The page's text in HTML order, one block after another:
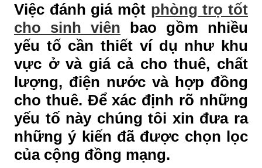
Việc đánh giá một phòng trọ tốt
cho sinh viên bao gồm nhiều
yếu tố cần thiết ví dụ như khu
vực ở và giá cả cho thuê, chất
lượng, điện nước và hợp đồng
cho thuê. Để xác định rõ những
yếu tố này chúng tôi xin đưa ra
những ý kiến đã được chọn lọc
của cộng đồng mạng.